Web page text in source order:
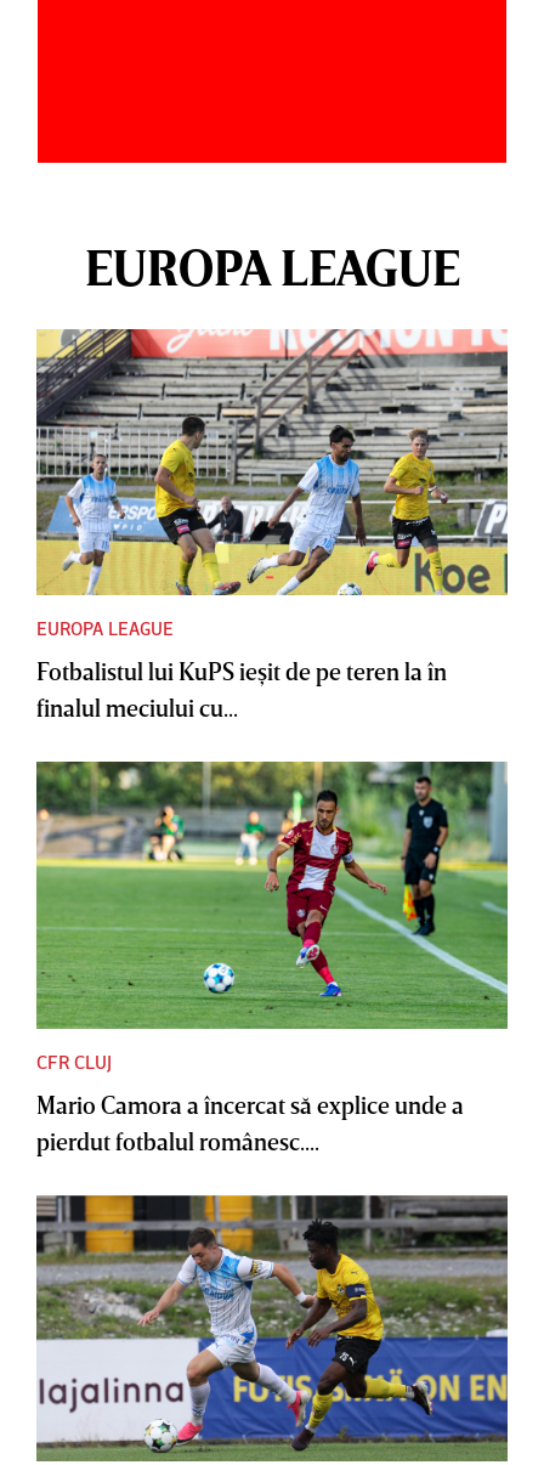
EUROPA LEAGUE
EUROPA LEAGUE
Fotbalistul lui KuPS ieşit de pe teren la în
finalul meciului cu...
CFR CLUJ
Mario Camora a încercat să explice unde a
pierdut fotbalul românesc....